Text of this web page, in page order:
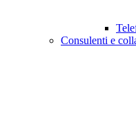
Consulenti e